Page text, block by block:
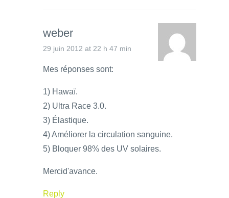
weber
29 juin 2012 at 22 h 47 min
Mes réponses sont:
1) Hawaï.
2) Ultra Race 3.0.
3) Élastique.
4) Améliorer la circulation sanguine.
5) Bloquer 98% des UV solaires.
Mercid'avance.
Reply